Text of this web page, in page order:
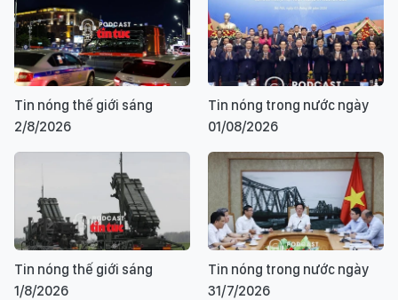
Tin nóng thế giới sáng
2/8/2026
Tin nóng trong nước ngày
01/08/2026
Tin nóng thế giới sáng
1/8/2026
Tin nóng trong nước ngày
31/7/2026